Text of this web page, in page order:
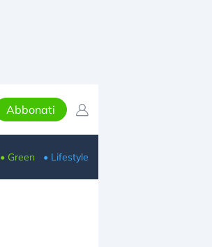
Abbonati
• Green • Lifestyle